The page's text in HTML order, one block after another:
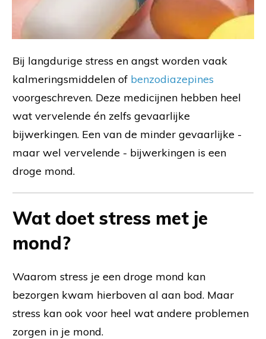
Bij langdurige stress en angst worden vaak
kalmeringsmiddelen of benzodiazepines
voorgeschreven. Deze medicijnen hebben heel
wat vervelende én zelfs gevaarlijke
bijwerkingen. Een van de minder gevaarlijke -
maar wel vervelende - bijwerkingen is een
droge mond.
Wat doet stress met je
mond?
Waarom stress je een droge mond kan
bezorgen kwam hierboven al aan bod. Maar
stress kan ook voor heel wat andere problemen
zorgen in je mond.